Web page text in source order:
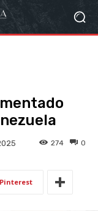
0
274
Pinterest